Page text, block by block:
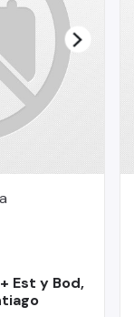
Est y Bod,